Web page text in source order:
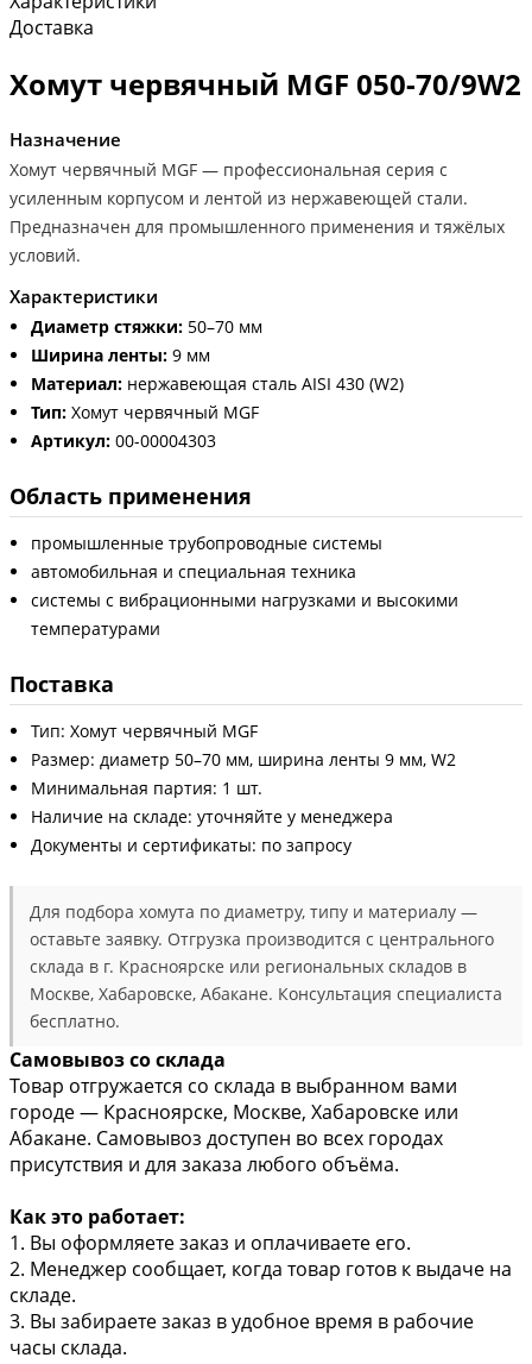
Доставка
Хомут червячный MGF 050-70/9W2
Назначение
Хомут червячный MGF — профессиональная серия с
усиленным корпусом и лентой из нержавеющей стали.
Предназначен для промышленного применения и тяжёлых
условий.
Характеристики
Диаметр стяжки: 50–70 мм
Ширина ленты: 9 мм
Материал: нержавеющая сталь AISI 430 (W2)
Тип: Хомут червячный MGF
Артикул: 00-00004303
Область применения
промышленные трубопроводные системы
автомобильная и специальная техника
системы с вибрационными нагрузками и высокими
температурами
Поставка
Тип: Хомут червячный MGF
Размер: диаметр 50–70 мм, ширина ленты 9 мм, W2
Минимальная партия: 1 шт.
Наличие на складе: уточняйте у менеджера
Документы и сертификаты: по запросу
Для подбора хомута по диаметру, типу и материалу —
оставьте заявку. Отгрузка производится с центрального
склада в г. Красноярске или региональных складов в
Москве, Хабаровске, Абакане. Консультация специалиста
бесплатно.
Самовывоз со склада
Товар отгружается со склада в выбранном вами
городе — Красноярске, Москве, Хабаровске или
Абакане. Самовывоз доступен во всех городах
присутствия и для заказа любого объёма.
Как это работает:
1. Вы оформляете заказ и оплачиваете его.
2. Менеджер сообщает, когда товар готов к выдаче на
складе.
3. Вы забираете заказ в удобное время в рабочие
часы склада.